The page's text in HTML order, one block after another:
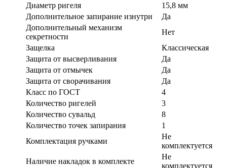
Диаметр ригеля
15,8 мм
Дополнительное запирание изнутри
Да
Дополнительный механизм
секретности
Нет
Защелка
Классическая
Защита от высверливания
Да
Защита от отмычек
Да
Защита от сворачивания
Да
Класс по ГОСТ
4
Количество ригелей
3
Количество сувальд
8
Количество точек запирания
1
Комплектация ручками
Не
комплектуется
Наличие накладок в комплекте
Не
комплектуется